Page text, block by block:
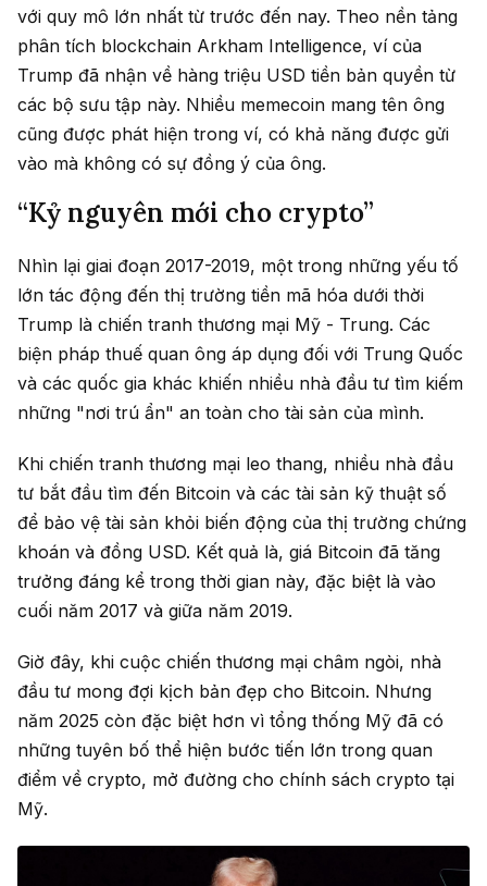
với quy mô lớn nhất từ trước đến nay. Theo nền tảng
phân tích blockchain Arkham Intelligence, ví của
Trump đã nhận về hàng triệu USD tiền bản quyền từ
các bộ sưu tập này. Nhiều memecoin mang tên ông
cũng được phát hiện trong ví, có khả năng được gửi
vào mà không có sự đồng ý của ông.
“Kỷ nguyên mới cho crypto”
Nhìn lại giai đoạn 2017-2019, một trong những yếu tố
lớn tác động đến thị trường tiền mã hóa dưới thời
Trump là chiến tranh thương mại Mỹ - Trung. Các
biện pháp thuế quan ông áp dụng đối với Trung Quốc
và các quốc gia khác khiến nhiều nhà đầu tư tìm kiếm
những "nơi trú ẩn" an toàn cho tài sản của mình.
Khi chiến tranh thương mại leo thang, nhiều nhà đầu
tư bắt đầu tìm đến Bitcoin và các tài sản kỹ thuật số
để bảo vệ tài sản khỏi biến động của thị trường chứng
khoán và đồng USD. Kết quả là, giá Bitcoin đã tăng
trưởng đáng kể trong thời gian này, đặc biệt là vào
cuối năm 2017 và giữa năm 2019.
Giờ đây, khi cuộc chiến thương mại châm ngòi, nhà
đầu tư mong đợi kịch bản đẹp cho Bitcoin. Nhưng
năm 2025 còn đặc biệt hơn vì tổng thống Mỹ đã có
những tuyên bố thể hiện bước tiến lớn trong quan
điểm về crypto, mở đường cho chính sách crypto tại
Mỹ.